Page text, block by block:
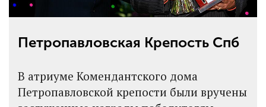
Петропавловская Крепость Спб
В атриуме Комендантского дома
Петропавловской крепости были вручены